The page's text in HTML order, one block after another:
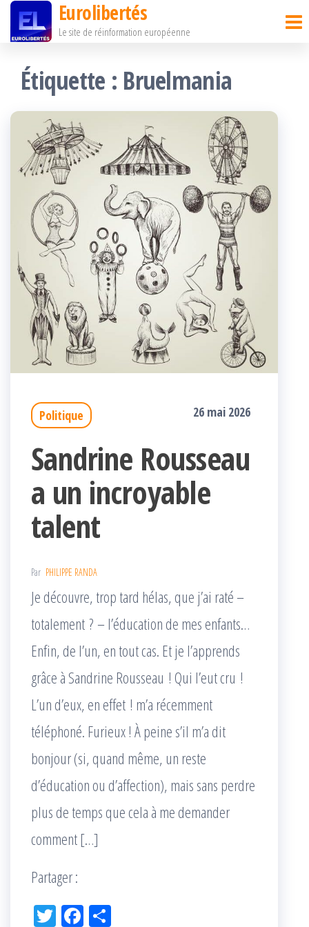
Passer
contenu
Eurolibertés
Le site de réinformation européenne
Étiquette : Bruelmania
Politique 26 mai 2026
Sandrine Rousseau
a un incroyable
talent
Par PHILIPPE RANDA
Je découvre, trop tard hélas, que j’ai raté –
totalement ? – l’éducation de mes enfants…
Enfin, de l’un, en tout cas. Et je l’apprends
grâce à Sandrine Rousseau ! Qui l’eut cru !
L’un d’eux, en effet ! m’a récemment
téléphoné. Furieux ! À peine s’il m’a dit
bonjour (si, quand même, un reste
d’éducation ou d’affection), mais sans perdre
plus de temps que cela à me demander
comment […]
Partager :
Tw Fac